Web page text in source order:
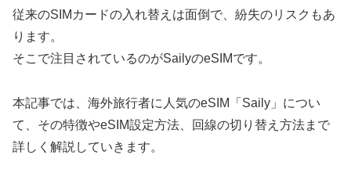
従来のSIMカードの入れ替えは面倒で、紛失のリスクもあ
ります。
そこで注目されているのがSailyのeSIMです。
本記事では、海外旅行者に人気のeSIM「Saily」につい
て、その特徴やeSIM設定方法、回線の切り替え方法まで
詳しく解説していきます。